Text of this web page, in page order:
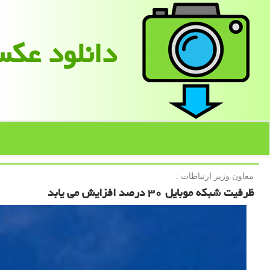
دانلود
معاون وزیر ارتباطات :
ظرفیت شبكه موبایل ۳۰ درصد افزایش می یابد